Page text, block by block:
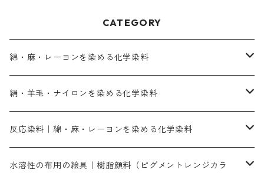
CATEGORY
綿・麻・レーヨンを染める化学染料
直接染料－染色手順が簡単
人気のおすすめ直接染料
染色に必要な薬品類
絹・羊毛・ナイロンを染める化学染料
お買い得品
染料一覧
反応染料｜綿・麻・レーヨンを染める化学染料
お勧めの3原色（赤・青・黄色）
水溶性の布用の絵具｜樹脂顔料（ピグメントレンジカラ